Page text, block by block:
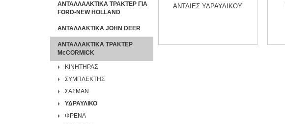
ΑΝΤΑΛΛΑΛΚΤΙΚΑ ΤΡΑΚΤΕΡ ΓΙΑ
FORD-NEW HOLLAND
ΑΝΤΑΛΛΑΚΤΙΚΑ JOHN DEER
ΑΝΤΑΛΛΑΚΤΙΚΑ ΤΡΑΚΤΕΡ
McCORMICK
ΚΙΝΗΤΗΡΑΣ
ΣΥΜΠΛΕΚΤΗΣ
ΣΑΣΜΑΝ
ΥΔΡΑΥΛΙΚΟ
ΦΡΕΝΑ
ΑΝΤΛΙΕΣ ΥΔΡΑΥΛΙΚΟΥ